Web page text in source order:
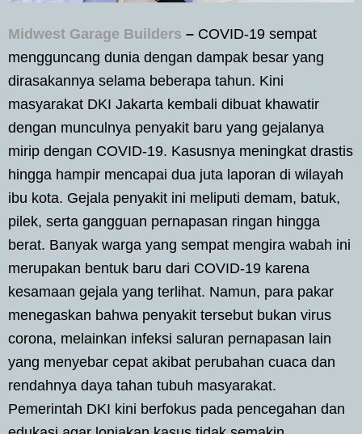
Midwest Garage Builders – COVID-19 sempat
mengguncang dunia dengan dampak besar yang
dirasakannya selama beberapa tahun. Kini
masyarakat DKI Jakarta kembali dibuat khawatir
dengan munculnya penyakit baru yang gejalanya
mirip dengan COVID-19. Kasusnya meningkat drastis
hingga hampir mencapai dua juta laporan di wilayah
ibu kota. Gejala penyakit ini meliputi demam, batuk,
pilek, serta gangguan pernapasan ringan hingga
berat. Banyak warga yang sempat mengira wabah ini
merupakan bentuk baru dari COVID-19 karena
kesamaan gejala yang terlihat. Namun, para pakar
menegaskan bahwa penyakit tersebut bukan virus
corona, melainkan infeksi saluran pernapasan lain
yang menyebar cepat akibat perubahan cuaca dan
rendahnya daya tahan tubuh masyarakat.
Pemerintah DKI kini berfokus pada pencegahan dan